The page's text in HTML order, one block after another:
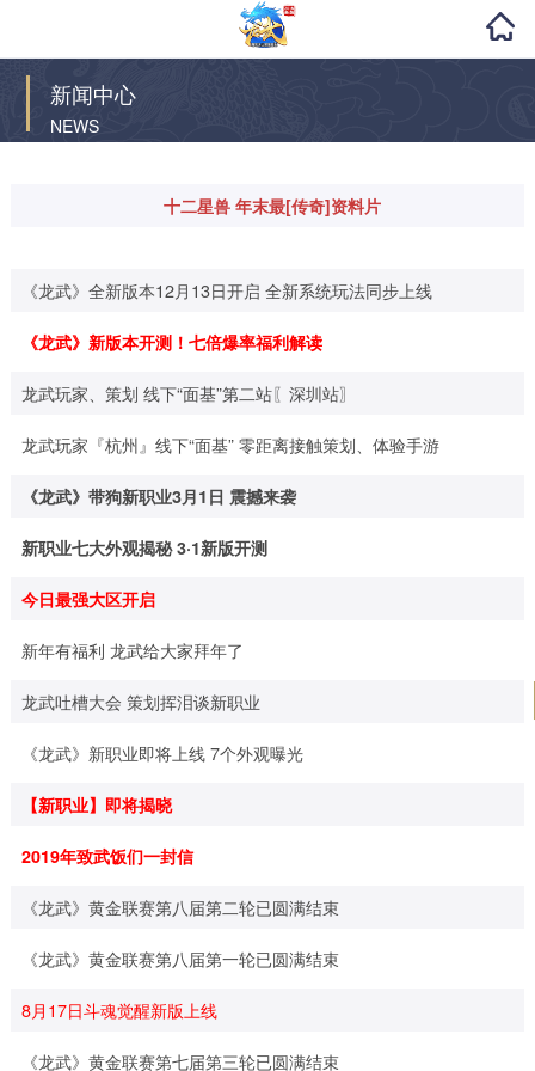
新闻中心
NEWS
十二星兽 年末最[传奇]资料片
《龙武》全新版本12月13日开启 全新系统玩法同步上线
《龙武》新版本开测！七倍爆率福利解读
龙武玩家、策划 线下“面基”第二站〖深圳站〗
龙武玩家『杭州』线下“面基” 零距离接触策划、体验手游
《龙武》带狗新职业3月1日 震撼来袭
新职业七大外观揭秘 3·1新版开测
今日最强大区开启
新年有福利 龙武给大家拜年了
龙武吐槽大会 策划挥泪谈新职业
《龙武》新职业即将上线 7个外观曝光
【新职业】即将揭晓
2019年致武饭们一封信
《龙武》黄金联赛第八届第二轮已圆满结束
《龙武》黄金联赛第八届第一轮已圆满结束
8月17日斗魂觉醒新版上线
《龙武》黄金联赛第七届第三轮已圆满结束